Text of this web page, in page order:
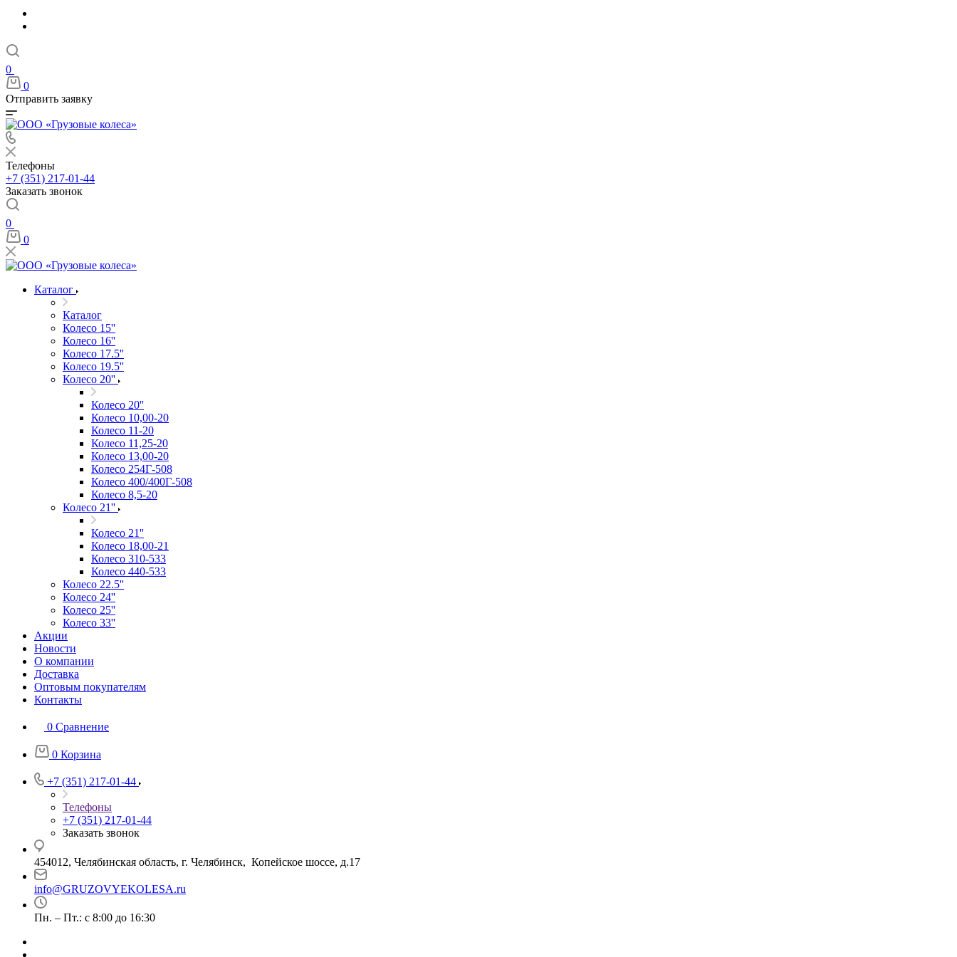
0
0
Отправить заявку
Телефоны
+7 (351) 217-01-44
Заказать звонок
0
0
Каталог
Каталог
Колесо 15''
Колесо 16''
Колесо 17.5''
Колесо 19.5''
Колесо 20''
Колесо 20''
Колесо 10,00-20
Колесо 11-20
Колесо 11,25-20
Колесо 13,00-20
Колесо 254Г-508
Колесо 400/400Г-508
Колесо 8,5-20
Колесо 21''
Колесо 21''
Колесо 18,00-21
Колесо 310-533
Колесо 440-533
Колесо 22.5''
Колесо 24''
Колесо 25''
Колесо 33''
Акции
Новости
О компании
Доставка
Оптовым покупателям
Контакты
0 Сравнение
0 Корзина
+7 (351) 217-01-44
Телефоны
+7 (351) 217-01-44
Заказать звонок
454012, Челябинская область, г. Челябинск, Копейское шоссе, д.17
info@GRUZOVYEKOLESA.ru
Пн. – Пт.: с 8:00 до 16:30